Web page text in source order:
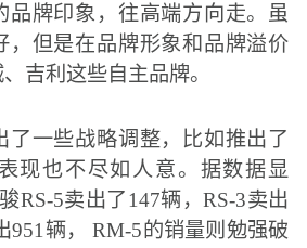
品牌印象，往高端方向走。虽
，但是在品牌形象和品牌溢价
吉利这些自主品牌。
了一些战略调整，比如推出了
现也不尽如人意。据数据显
RS-5卖出了147辆，RS-3卖出
951辆， RM-5的销量则勉强破